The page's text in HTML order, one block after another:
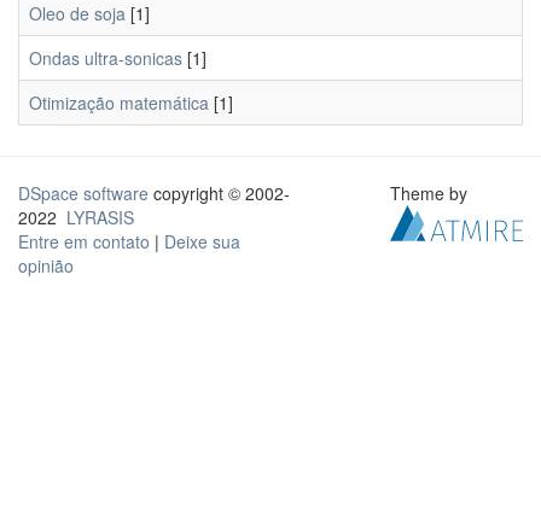
Oleo de soja [1]
Ondas ultra-sonicas [1]
Otimização matemática [1]
DSpace software copyright © 2002-
2022 LYRASIS
Entre em contato | Deixe sua
opinião
Theme by